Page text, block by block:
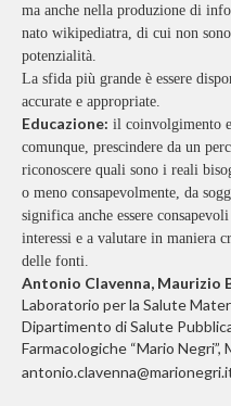
ma anche nella produzione di
nato wikipediatra, di cui non
potenzialità.
La sfida più grande è essere
accurate e appropriate.
Educazione: il coinvolgimento e
comunque, prescindere da un
riconoscere quali sono i reali
o meno consapevolmente, da
significa anche essere
interessi e a valutare in maniera
delle fonti.
Antonio Clavenna, Maurizio
Laboratorio per la Salute
Dipartimento di Salute
Farmacologiche “Mario Negri”,